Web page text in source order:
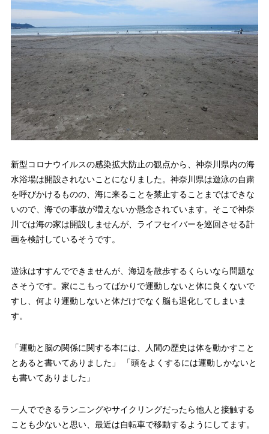
新型コロナウイルスの感染拡大防止の観点から、神奈川県内の海
水浴場は開設されないことになりました。神奈川県は遊泳の自粛
を呼びかけるものの、海に来ることを禁止することまではできな
いので、海での事故が増えないか懸念されています。そこで神奈
川では海の家は開設しませんが、ライフセイバーを巡回させる計
画を検討しているそうです。
遊泳はすすんでできませんが、海辺を散歩するくらいなら問題な
さそうです。家にこもってばかりで運動しないと体に良くないで
すし、何より運動しないと体だけでなく脳も退化してしまいま
す。
「運動と脳の関係に関する本には、人間の歴史は体を動かすこと
とあると書いてありました」 「頭をよくするには運動しかないと
も書いてありました」
一人でできるランニングやサイクリングだったら他人と接触する
ことも少ないと思い、最近は自転車で移動するようにしてます。